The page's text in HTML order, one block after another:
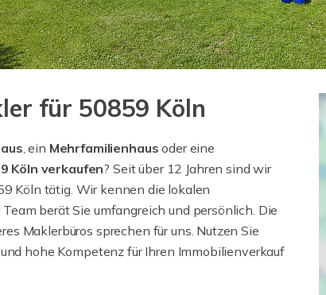
für 50859 Köln
, ein Mehrfamilienhaus oder eine
Köln verkaufen? Seit über 12 Jahren sind wir
Köln tätig. Wir kennen die lokalen
berät Sie umfangreich und persönlich. Die
Maklerbüros sprechen für uns. Nutzen Sie
hohe Kompetenz für Ihren Immobilienverkauf